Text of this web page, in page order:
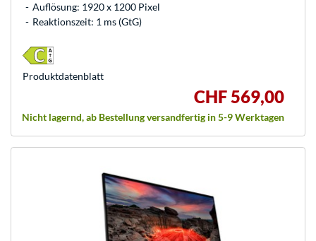
Auflösung: 1920 x 1200 Pixel
Reaktionszeit: 1 ms (GtG)
CHF 569,00
Nicht lagernd, ab Bestellung versandfertig in 5-9 Werktagen
Produkt­datenblatt